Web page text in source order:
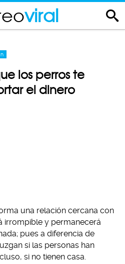
viral
los perros te
el dinero
una relación cercana con
irrompible y permanecerá
pues a diferencia de
si las personas han
si no tienen casa.